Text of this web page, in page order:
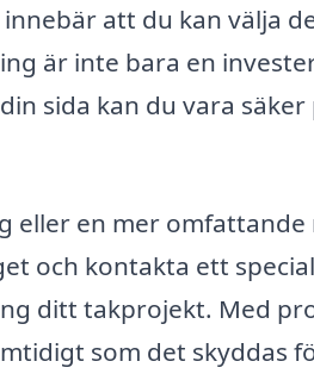
att du kan välja
är inte bara en
sida kan du vara
eller en mer
och kontakta ett
ditt takprojekt. Med
som det skyddas